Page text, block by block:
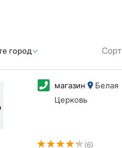
магазин
Белая
Церковь
(6)